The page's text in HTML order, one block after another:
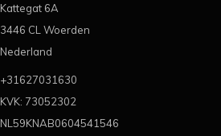
Kattegat 6A
3446 CL Woerden
Nederland
+31627031630
KVK: 73052302
NL59KNAB0604541546